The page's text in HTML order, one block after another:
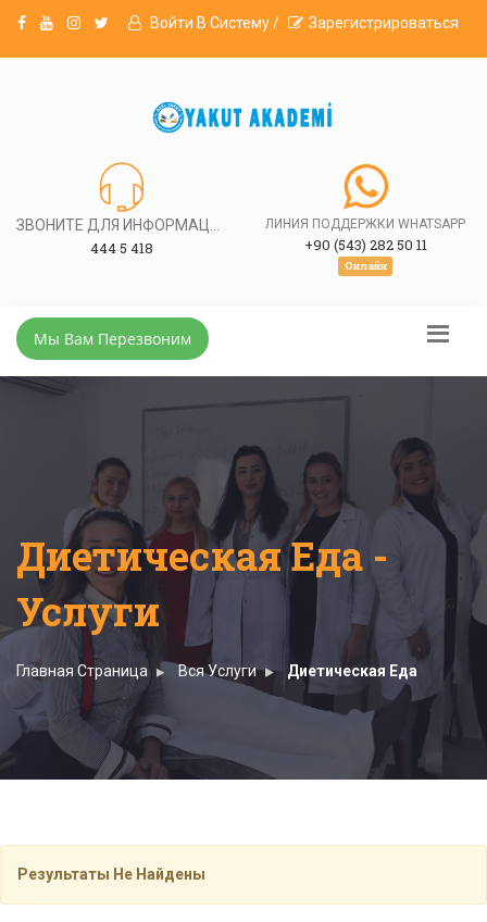
Войти В Систему / Зарегистрироваться
444 5 418
ЛИНИЯ ПОДДЕРЖКИ WHATSAPP
+90 (543) 282 50 11
Онлайн
Мы Вам Перезвоним
Диетическая Еда -
Услуги
Главная Страница Вся Услуги Диетическая Еда
Результаты Не Найдены